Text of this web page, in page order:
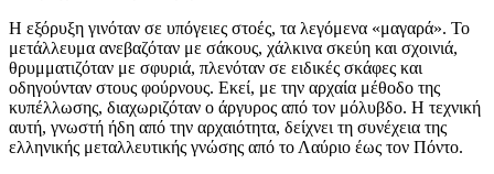
Η εξόρυξη γινόταν σε υπόγειες στοές, τα λεγόμενα «μαγαρά». Το
μετάλλευμα ανεβαζόταν με σάκους, χάλκινα σκεύη και σχοινιά,
θρυμματιζόταν με σφυριά, πλενόταν σε ειδικές σκάφες και
οδηγούνταν στους φούρνους. Εκεί, με την αρχαία μέθοδο της
κυπέλλωσης, διαχωριζόταν ο άργυρος από τον μόλυβδο. Η τεχνική
αυτή, γνωστή ήδη από την αρχαιότητα, δείχνει τη συνέχεια της
ελληνικής μεταλλευτικής γνώσης από το Λαύριο έως τον Πόντο.